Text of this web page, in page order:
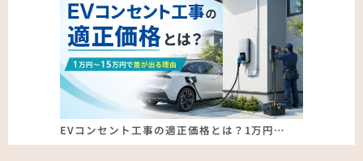
EVコンセント工事の適正価格とは？1万円…